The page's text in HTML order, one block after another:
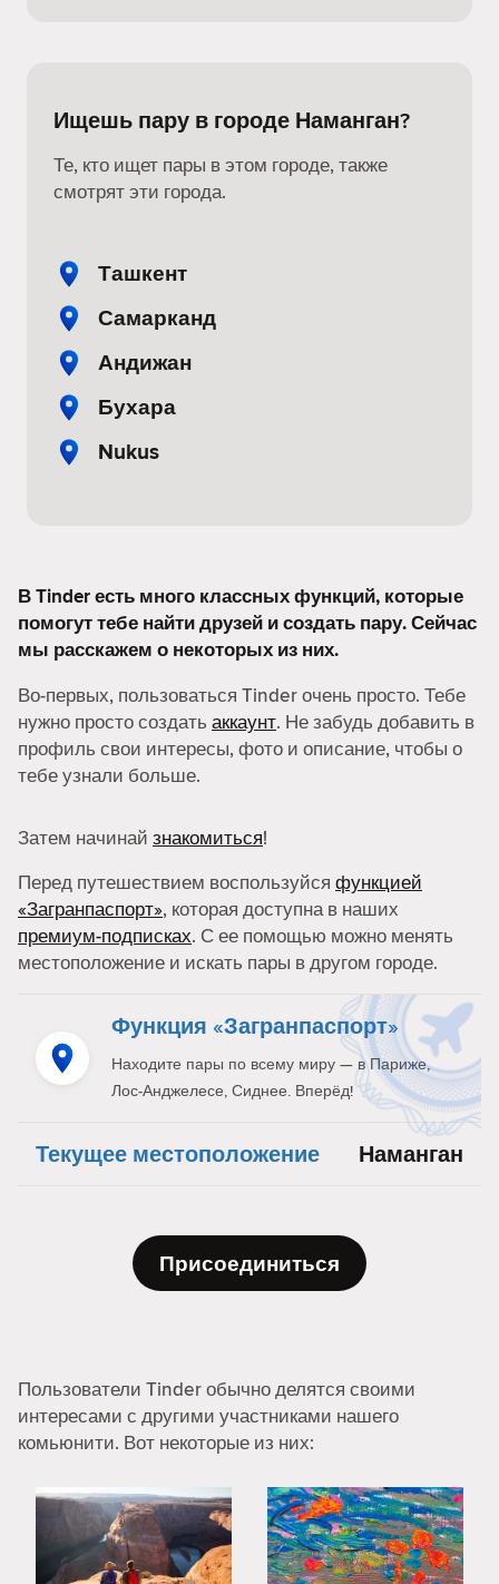
Ищешь пару в городе Наманган?
Те, кто ищет пары в этом городе, также
смотрят эти города.
Ташкент
Самарканд
Андижан
Бухара
Nukus
В Tinder есть много классных функций, которые
помогут тебе найти друзей и создать пару. Сейчас
мы расскажем о некоторых из них.
Во-первых, пользоваться Tinder очень просто. Тебе
нужно просто создать аккаунт. Не забудь добавить в
профиль свои интересы, фото и описание, чтобы о
тебе узнали больше.
Затем начинай знакомиться!
Перед путешествием воспользуйся функцией
«Загранпаспорт», которая доступна в наших
премиум-подписках. С ее помощью можно менять
местоположение и искать пары в другом городе.
Функция «Загранпаспорт»
Находите пары по всему миру — в Париже,
Лос-Анджелесе, Сиднее. Вперёд!
Текущее местоположение Наманган
Присоединиться
Пользователи Tinder обычно делятся своими
интересами с другими участниками нашего
комьюнити. Вот некоторые из них: